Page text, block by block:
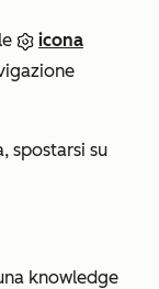
icona
spostarsi su
knowledge